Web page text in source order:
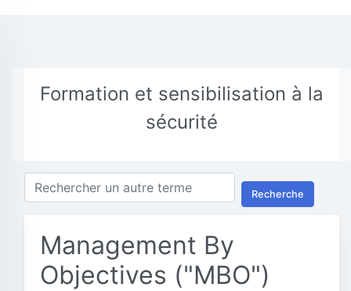
Formation et sensibilisation à la
sécurité
Recherche
Management By
Objectives ("MBO")